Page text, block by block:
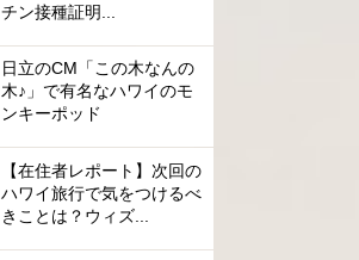
チン接種証明...
日立のCM「この木なんの
木♪」で有名なハワイのモ
ンキーポッド
【在住者レポート】次回の
ハワイ旅行で気をつけるべ
きことは？ウィズ...